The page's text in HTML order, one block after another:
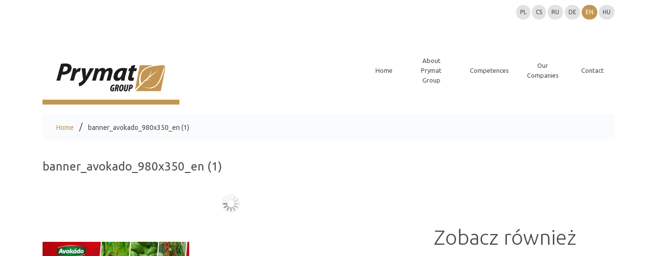
PL CS RU DE EN HU
Home
About
Prymat
Group
Competences
Our
Companies
Contact
Home banner_avokado_980x350_en (1)
banner_avokado_980x350_en (1)
Zobacz również